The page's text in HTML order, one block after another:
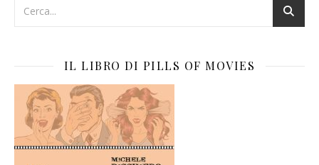
IL LIBRO DI PILLS OF MOVIES